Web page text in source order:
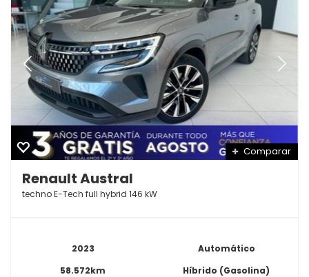
Comparar
Renault Austral
techno E-Tech full hybrid 146 kW
2023
58.572km
Automático
Híbrido (Gasolina)